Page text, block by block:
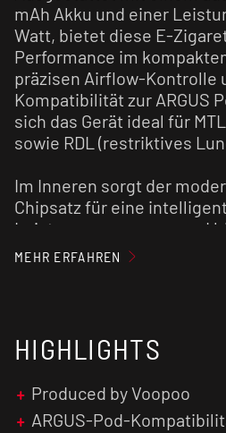
mAh Akku und einer
Watt, bietet diese E-
Performance im
präzisen Airflow-Kontrolle
Kompatibilität zur ARGUS
sich das Gerät ideal für
sowie RDL (restriktives
Im Inneren sorgt der
Chipsatz für eine
Leistungsanpassung und
Das brillante 0,85 Zoll TFT-
Geladen wird der High-
und zeitgemäß via USB-C
Die im Set enthaltene
MEHR ERFAHREN
HIGHLIGHTS
Produced by Voopoo
ARGUS-Pod-